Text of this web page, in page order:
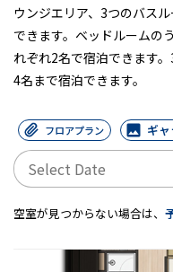
ウンジエリア、3つのバス
できます。ベッドルームの
れぞれ2名で宿泊できます
4名まで宿泊できます。
フロアプラン ギ
空室が見つからない場合は、